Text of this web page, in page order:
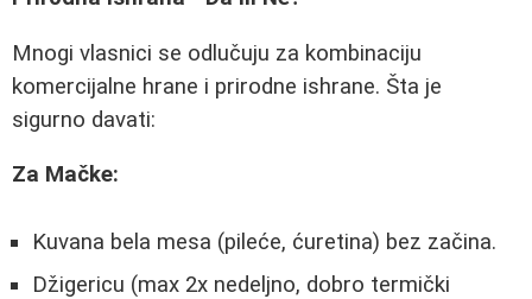
Mnogi vlasnici se odlučuju za kombinaciju
komercijalne hrane i prirodne ishrane. Šta je
sigurno davati:
Za Mačke:
Kuvana bela mesa (pileće, ćuretina) bez začina.
Džigericu (max 2x nedeljno, dobro termički